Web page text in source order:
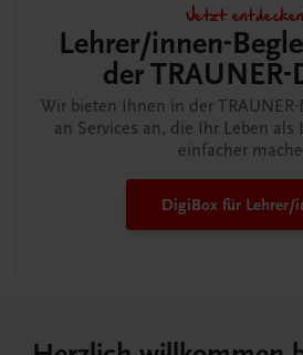
Jetzt
Lehrer/innen-
der
Wir bieten Ihnen in der TRAUNER-
an Services an, die Ihr Leben
einfacher
DigiBox für Lehrer/